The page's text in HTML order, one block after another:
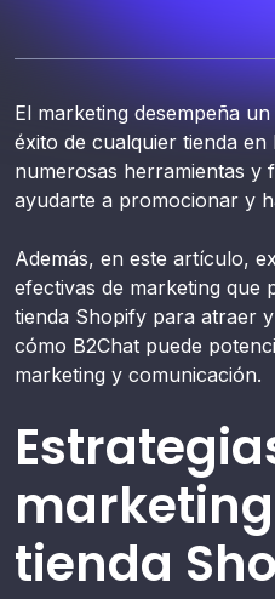
El marketing desempeña
éxito de cualquier tienda
numerosas herramientas y
ayudarte a promocionar y
Además, en este artículo,
efectivas de marketing que
tienda Shopify para atraer
cómo B2Chat puede
marketing y comunicación.
tienda